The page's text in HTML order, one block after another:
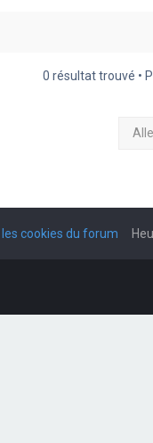
0 résultat trouvé •
cookies du forum